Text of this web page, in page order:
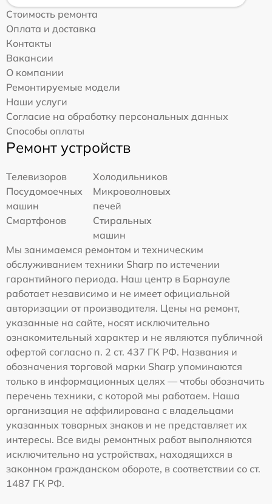
Стоимость ремонта
Оплата и доставка
Контакты
Вакансии
О компании
Ремонтируемые модели
Наши услуги
Согласие на обработку персональных данных
Способы оплаты
Ремонт устройств
Телевизоров
Холодильников
Посудомоечных
машин
Микроволновых
печей
Смартфонов
Стиральных
машин
Мы занимаемся ремонтом и техническим
обслуживанием техники Sharp по истечении
гарантийного периода. Наш центр в Барнауле
работает независимо и не имеет официальной
авторизации от производителя. Цены на ремонт,
указанные на сайте, носят исключительно
ознакомительный характер и не являются публичной
офертой согласно п. 2 ст. 437 ГК РФ. Названия и
обозначения торговой марки Sharp упоминаются
только в информационных целях — чтобы обозначить
перечень техники, с которой мы работаем. Наша
организация не аффилирована с владельцами
указанных товарных знаков и не представляет их
интересы. Все виды ремонтных работ выполняются
исключительно на устройствах, находящихся в
законном гражданском обороте, в соответствии со ст.
1487 ГК РФ.